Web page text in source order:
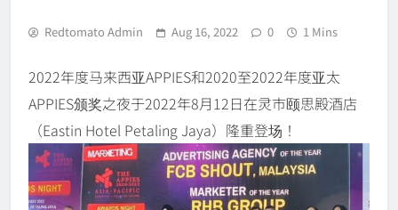
Redtomato Admin Aug 16, 2022 0 1 Mins
2022年度马来西亚APPIES和2020至2022年度亚太
APPIES颁奖之夜于2022年8月12日在灵市颐思殿酒店
（Eastin Hotel Petaling Jaya）隆重登场！